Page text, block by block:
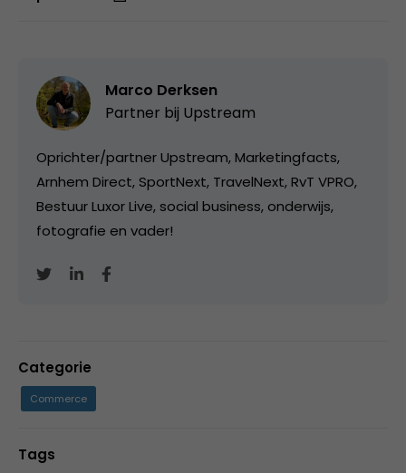
Marco Derksen
Partner bij Upstream
Oprichter/partner Upstream, Marketingfacts,
Arnhem Direct, SportNext, TravelNext, RvT VPRO,
Bestuur Luxor Live, social business, onderwijs,
fotografie en vader!
Categorie
Commerce
Tags